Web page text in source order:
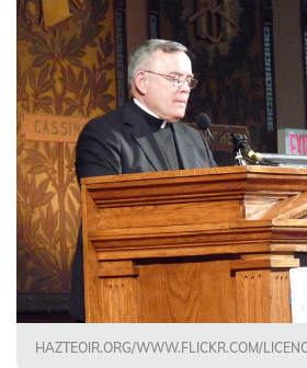
HAZTEOIR.ORG/WWW.FLICKR.COM/